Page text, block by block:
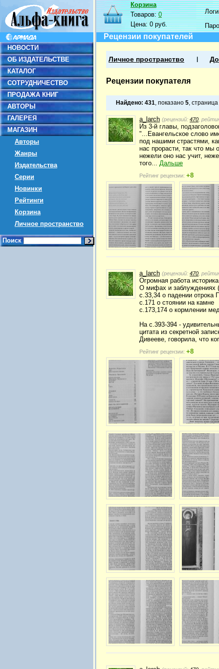
НОВОСТИ
ОБ ИЗДАТЕЛЬСТВЕ
КАТАЛОГ
СОТРУДНИЧЕСТВО
ПРОДАЖА КНИГ
АВТОРЫ
ГАЛЕРЕЯ
МАГАЗИН
Авторы
Жанры
Издательства
Серии
Новинки
Рейтинги
Корзина
Личное пространство
Поиск
Корзина
Товаров:0
Цена:0 руб.
Рецензии покупателей
Личное пространство
Рецензии покупателя
Найдено: 431, показано 5, страница
a_larch (рецензий: 470 ,
Из 3-й главы,
"...Евангельское слово
под нашими страстями,
нас прорасти, так что мы
нежели оно нас учит,
того... Дальше
Рейтинг рецензии: +8
a_larch (рецензий: 470 ,
Огромная работа
О мифах и заблуждениях
с.33,34 о падении отрока
с.171 о стоянии на камне
с.173,174 о кормлении
На с.393-394 -
цитата из секретной
Дивееве, говорила, что
Рейтинг рецензии: +8